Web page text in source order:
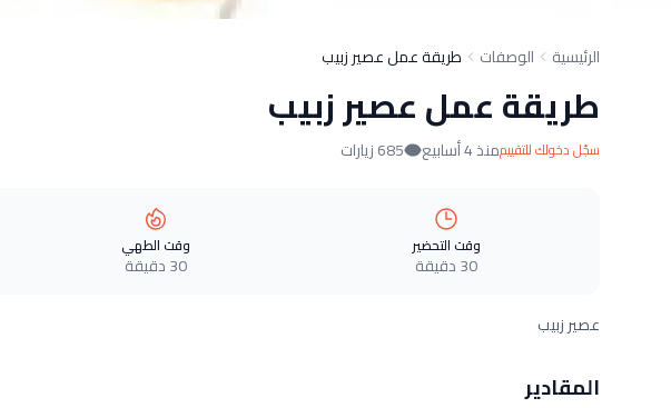
الرئيسية الوصفات طريقة عمل عصير زبيب
طريقة عمل عصير زبيب
سجّل دخولك للتقييممنذ 4 أسابيع 685 زيارات
وقت التحضير
30 دقيقة
وقت الطهي
30 دقيقة
عصير زبيب
المقادير